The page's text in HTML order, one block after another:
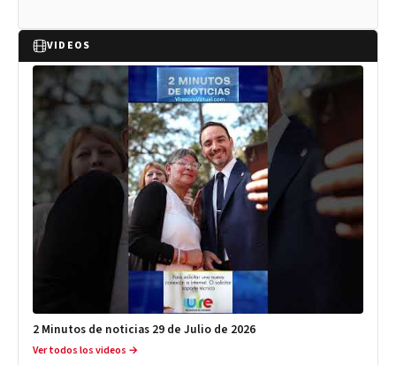
VIDEOS
2 Minutos de noticias 29 de Julio de 2026
Ver todos los videos →